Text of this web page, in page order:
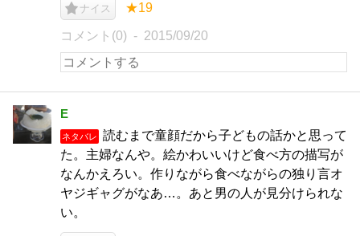
ナイス ★19
コメント(0) 2015/09/20
E
ネタバレ
読むまで童顔だから子どもの話かと思って
た。主婦なんや。絵かわいいけど食べ方の描写が
なんかえろい。作りながら食べながらの独り言オ
ヤジギャグがなあ…。あと男の人が見分けられな
い。